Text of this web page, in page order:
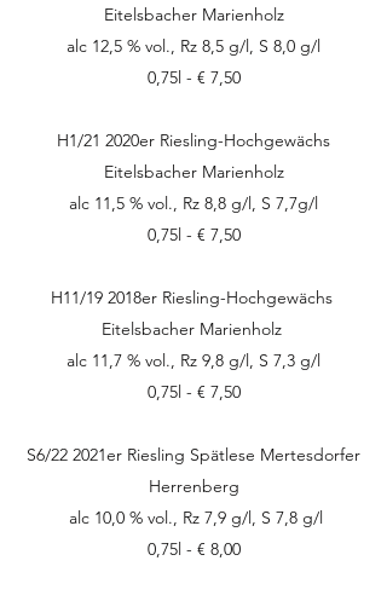
Eitelsbacher Marienholz
alc 12,5 % vol., Rz 8,5 g/l, S 8,0 g/l
0,75l - € 7,50
H1/21 2020er Riesling-Hochgewächs
Eitelsbacher Marienholz
alc 11,5 % vol., Rz 8,8 g/l, S 7,7g/l
0,75l - € 7,50
H11/19 2018er Riesling-Hochgewächs
Eitelsbacher Marienholz
alc 11,7 % vol., Rz 9,8 g/l, S 7,3 g/l
0,75l - € 7,50
S6/22 2021er Riesling Spätlese Mertesdorfer
Herrenberg
alc 10,0 % vol., Rz 7,9 g/l, S 7,8 g/l
0,75l - € 8,00